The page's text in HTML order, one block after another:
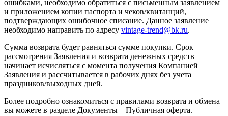
ошибками, необходимо обратиться с письменным заявлением
и приложением копии паспорта и чеков/квитанций,
подтверждающих ошибочное списание. Данное заявление
необходимо направить по адресу vintage-trend@bk.ru.
Сумма возврата будет равняться сумме покупки. Срок
рассмотрения Заявления и возврата денежных средств
начинает исчисляться с момента получения Компанией
Заявления и рассчитывается в рабочих днях без учета
праздников/выходных дней.
Более подробно ознакомиться с правилами возврата и обмена
вы можете в разделе Документы – Публичная оферта.